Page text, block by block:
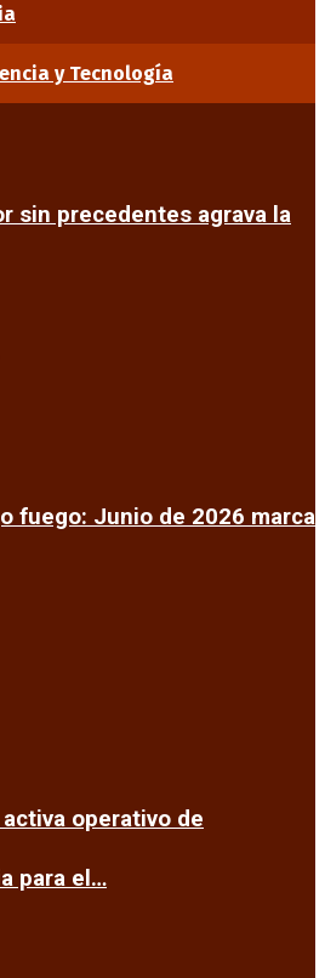
y Tecnología
sin precedentes agrava la
fuego: Junio de 2026 marca
operativo de
para el…